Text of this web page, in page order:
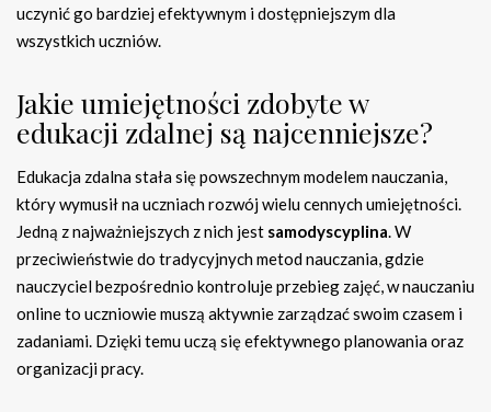
uczynić go bardziej efektywnym i dostępniejszym dla
wszystkich uczniów.
Jakie umiejętności zdobyte w
edukacji zdalnej są najcenniejsze?
Edukacja zdalna stała się powszechnym modelem nauczania,
który wymusił na uczniach rozwój wielu cennych umiejętności.
Jedną z najważniejszych z nich jest samodyscyplina. W
przeciwieństwie do tradycyjnych metod nauczania, gdzie
nauczyciel bezpośrednio kontroluje przebieg zajęć, w nauczaniu
online to uczniowie muszą aktywnie zarządzać swoim czasem i
zadaniami. Dzięki temu uczą się efektywnego planowania oraz
organizacji pracy.